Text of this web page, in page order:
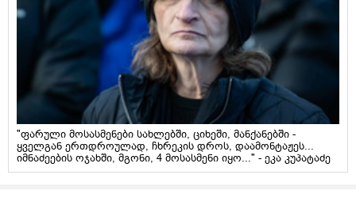
"ფარული მოსასმენები სახლებში, ციხეში, მანქანებში -
ყველგან ერთდროულად, ჩხრეკის დროს, დაამონტაჟეს...
იმნაძეების ოჯახში, მგონი, 4 მოსასმენი იყო..." - ეკა კუპატაძე